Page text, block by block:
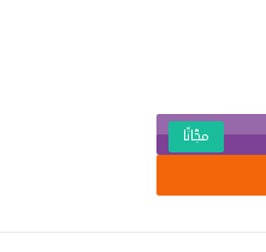
مجّانًا